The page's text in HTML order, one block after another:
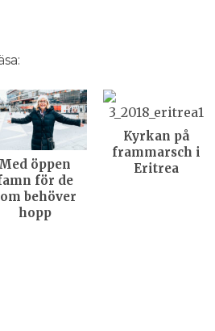
Med öppen
för de
behöver
hopp
Kyrkan på
frammarsch i
Eritrea